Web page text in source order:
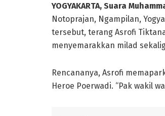
YOGYAKARTA, Suara
Notoprajan, Ngampilan,
tersebut, terang Asrofi
menyemarakkan milad
Rencananya, Asrofi
Heroe Poerwadi. “Pak wakil